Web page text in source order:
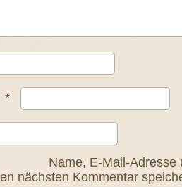
*
Name, E-Mail-Adresse
nächsten Kommentar